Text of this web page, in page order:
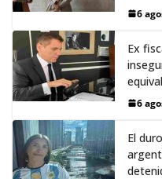
6
Ex
6
El